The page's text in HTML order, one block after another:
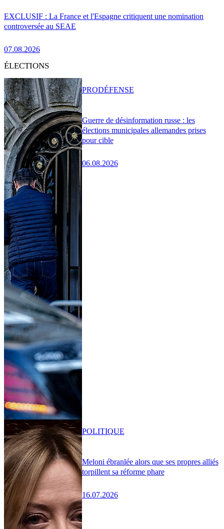
EXCLUSIF : La France et l'Espagne critiquent une nomination
controversée au SEAE
07.08.2026
ÉLECTIONS
Guerre de désinformation russe : les
élections municipales allemandes prises
pour cible
06.08.2026
PRODÉFENSE
Meloni ébranlée alors que ses propres alliés
torpillent sa réforme phare
16.07.2026
POLITIQUE